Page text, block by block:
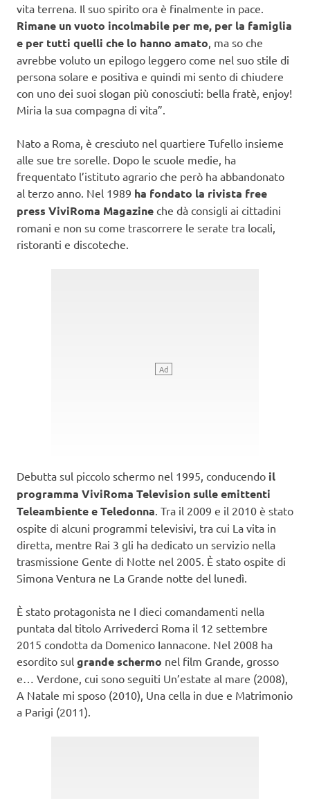
vita terrena. Il suo spirito ora è finalmente in pace.
Rimane un vuoto incolmabile per me, per la famiglia
e per tutti quelli che lo hanno amato , ma so che
avrebbe voluto un epilogo leggero come nel suo stile di
persona solare e positiva e quindi mi sento di chiudere
con uno dei suoi slogan più conosciuti: bella fratè, enjoy!
Miria la sua compagna di vita”.
Nato a Roma, è cresciuto nel quartiere Tufello insieme
alle sue tre sorelle. Dopo le scuole medie, ha
frequentato l’istituto agrario che però ha abbandonato
al terzo anno. Nel 1989 ha fondato la rivista free
press ViviRoma Magazine che dà consigli ai cittadini
romani e non su come trascorrere le serate tra locali,
ristoranti e discoteche.
Debutta sul piccolo schermo nel 1995, conducendo il
programma ViviRoma Television sulle emittenti
Teleambiente e Teledonna . Tra il 2009 e il 2010 è stato
ospite di alcuni programmi televisivi, tra cui La vita in
diretta, mentre Rai 3 gli ha dedicato un servizio nella
trasmissione Gente di Notte nel 2005. È stato ospite di
Simona Ventura ne La Grande notte del lunedì.
È stato protagonista ne I dieci comandamenti nella
puntata dal titolo Arrivederci Roma il 12 settembre
2015 condotta da Domenico Iannacone. Nel 2008 ha
esordito sul grande schermo nel film Grande, grosso
e… Verdone, cui sono seguiti Un’estate al mare (2008),
A Natale mi sposo (2010), Una cella in due e Matrimonio
a Parigi (2011).